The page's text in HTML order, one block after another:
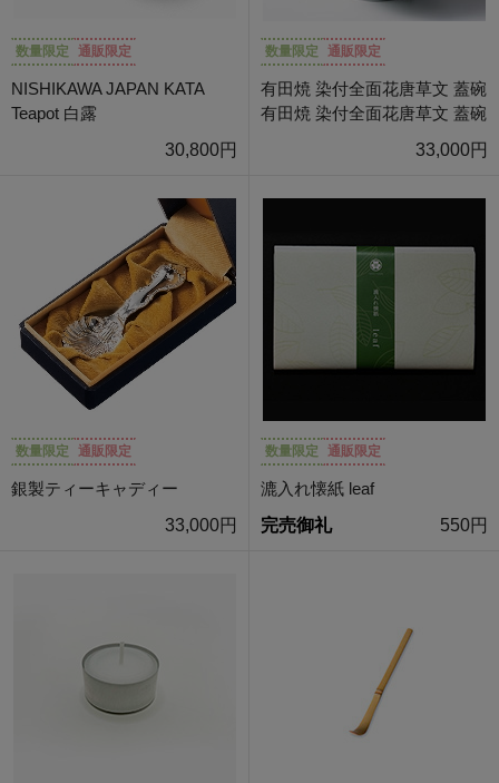
数量限定 通販限定
NISHIKAWA JAPAN KATA
Teapot 白露
30,800円
数量限定 通販限定
有田焼 染付全面花唐草文 蓋碗
有田焼 染付全面花唐草文 蓋碗
33,000円
数量限定 通販限定
銀製ティーキャディー
33,000円
数量限定 通販限定
漉入れ懐紙 leaf
完売御礼
550円